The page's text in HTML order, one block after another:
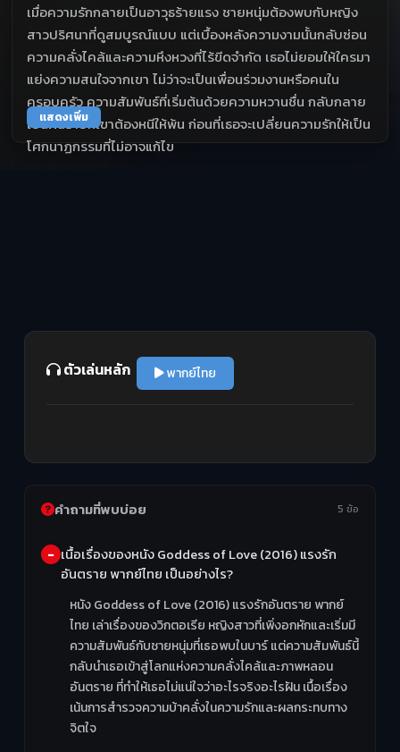
เมื่อความรักกลายเป็นอาวุธร้ายแรง ชายหนุ่มต้องพบกับหญิง
สาวปริศนาที่ดูสมบูรณ์แบบ แต่เบื้องหลังความงามนั้นกลับซ่อน
ความคลั่งไคล้และความหึงหวงที่ไร้ขีดจำกัด เธอไม่ยอมให้ใครมา
แย่งความสนใจจากเขา ไม่ว่าจะเป็นเพื่อนร่วมงานหรือคนใน
ครอบครัว ความสัมพันธ์ที่เริ่มต้นด้วยความหวานชื่น กลับกลาย
เป็นฝันร้ายที่เขาต้องหนีให้พ้น ก่อนที่เธอจะเปลี่ยนความรักให้เป็น
โศกนาฏกรรมที่ไม่อาจแก้ไข
แสดงเพิ่ม
ตัวเล่นหลัก พากย์ไทย
คำถามที่พบบ่อย 5 ข้อ
เนื้อเรื่องของหนัง Goddess of Love (2016) แรงรัก
อันตราย พากย์ไทย เป็นอย่างไร?
หนัง Goddess of Love (2016) แรงรักอันตราย พากย์
ไทย เล่าเรื่องของวิกตอเรีย หญิงสาวที่เพิ่งอกหักและเริ่มมี
ความสัมพันธ์กับชายหนุ่มที่เธอพบในบาร์ แต่ความสัมพันธ์นี้
กลับนำเธอเข้าสู่โลกแห่งความคลั่งไคล้และภาพหลอน
อันตราย ที่ทำให้เธอไม่แน่ใจว่าอะไรจริงอะไรฝัน เนื้อเรื่อง
เน้นการสำรวจความบ้าคลั่งในความรักและผลกระทบทาง
จิตใจ